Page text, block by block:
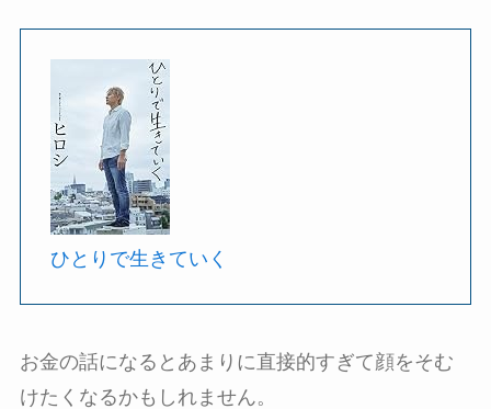
ひとりで生きていく
お金の話になるとあまりに直接的すぎて顔をそむ
けたくなるかもしれません。